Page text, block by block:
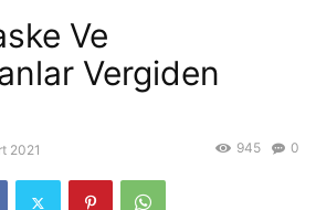
Ve
Vergiden
2021 0
945